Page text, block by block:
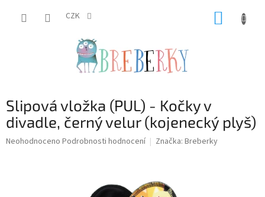
CZK
Slipová vložka (PUL) - Kočky v
divadle, černý velur (kojenecký plyš)
Průměrné
Neohodnoceno Podrobnosti hodnocení Značka: Breberky